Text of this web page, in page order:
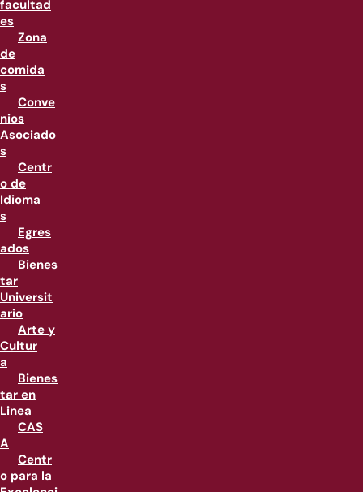
facultad
es
Zona
de
comida
s
Conve
nios
Asociado
s
Centr
o de
Idioma
s
Egres
ados
Bienes
tar
Universit
ario
Arte y
Cultur
a
Bienes
tar en
Linea
CAS
A
Centr
o para la